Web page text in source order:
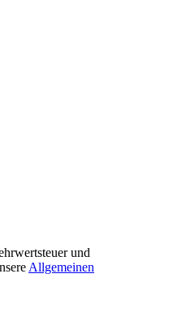
und
Allgemeinen